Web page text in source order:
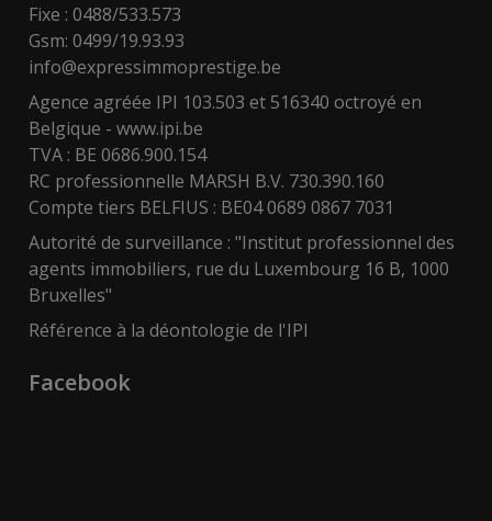
Fixe : 0488/533.573
Gsm: 0499/19.93.93
info@expressimmoprestige.be
Agence agréée IPI 103.503 et 516340 octroyé en
Belgique - www.ipi.be
TVA : BE 0686.900.154
RC professionnelle MARSH B.V. 730.390.160
Compte tiers BELFIUS : BE04 0689 0867 7031
Autorité de surveillance : "Institut professionnel des
agents immobiliers, rue du Luxembourg 16 B, 1000
Bruxelles"
Référence à la déontologie de l'IPI
Facebook